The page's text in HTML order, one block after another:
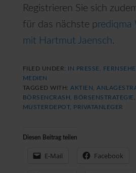
Registrieren Sie sich
für das nächste prediqma
mit Hartmut Jaensch.
FILED UNDER:
IN PRESSE,
MEDIEN
TAGGED WITH: AKTIEN
BÖRSENCRASH
BÖRSENSTRATEGIE
MUSTERDEPOT, PRIVATANLEGER
Diesen Beitrag teilen
E-Mail Facebook